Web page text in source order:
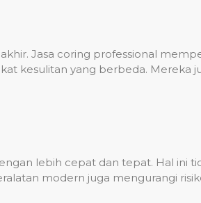
Jasa coring professional
kesulitan yang berbeda. Mereka
lebih cepat dan tepat. Hal ini
modern juga mengurangi